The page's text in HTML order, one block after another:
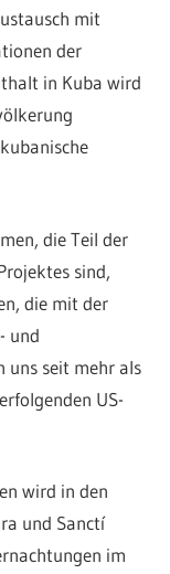
mit
der
in Kuba wird
die Teil der
sind,
die mit der
und
uns seit mehr als
US-
wird in den
und Sanctí
im